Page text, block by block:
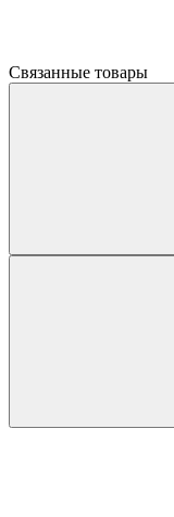
Связанные товары